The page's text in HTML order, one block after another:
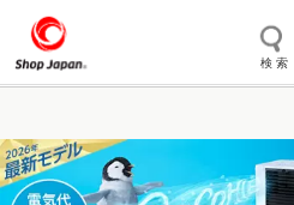
検 索
トゥルースリーパー
掃除機 クッキングプロ